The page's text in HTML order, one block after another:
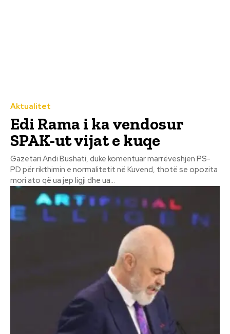
Aktualitet
Edi Rama i ka vendosur
SPAK-ut vijat e kuqe
Gazetari Andi Bushati, duke komentuar marrëveshjen PS-
PD për rikthimin e normalitetit në Kuvend, thotë se opozita
mori ato që ua jep ligji dhe ua...